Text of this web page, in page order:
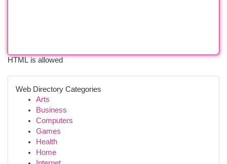
HTML is allowed
Web Directory Categories
Arts
Business
Computers
Games
Health
Home